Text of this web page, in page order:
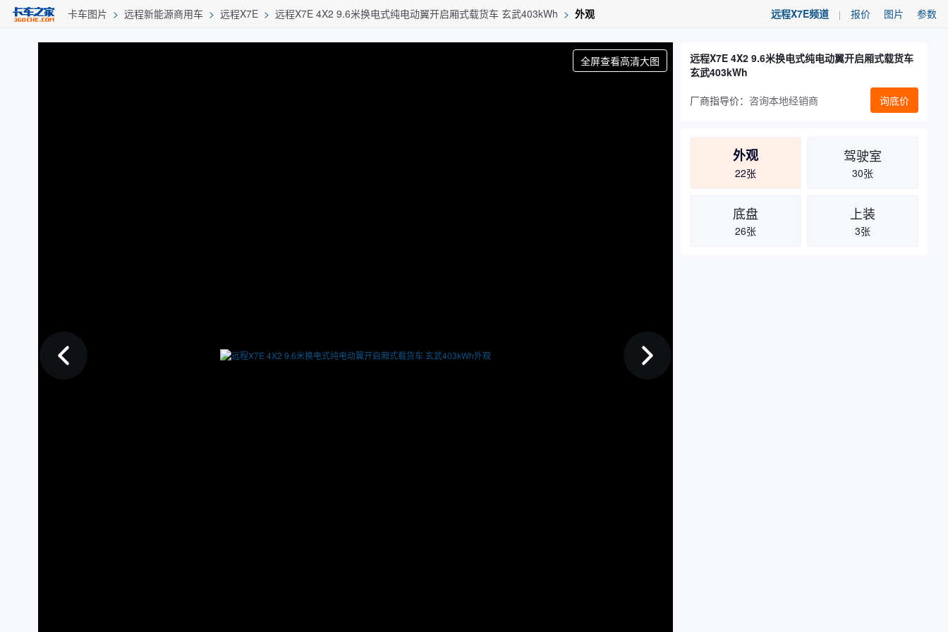
卡车图片 > 远程新能源商用车 > 远程X7E > 远程X7E 4X2 9.6米换电式纯电动翼开启厢式载货车 玄武403kWh > 外观 远程X7E频道 | 报价 图片 参数
全屏查看高清大图
远程X7E 4X2 9.6米换电式纯电动翼开启厢式载货车
玄武403kWh
厂商指导价： 咨询本地经销商 询底价
外观
22张
驾驶室
30张
底盘
26张
上装
3张